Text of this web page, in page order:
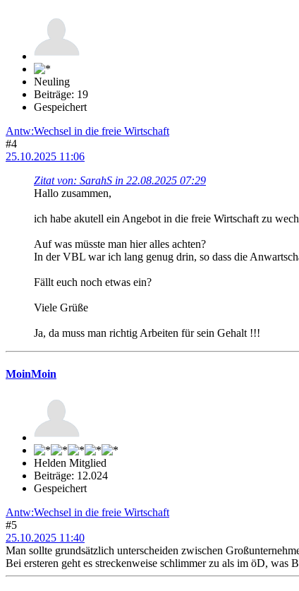
Neuling
Beiträge: 19
Gespeichert
Antw:Wechsel in die freie Wirtschaft
#4
25.10.2025 11:06
Zitat von: SarahS in 22.08.2025 07:29
Hallo zusammen,
ich habe akutell ein Angebot in die freie Wirtschaft zu
Auf was müsste man hier alles achten?
In der VBL war ich lang genug drin, so dass die
Fällt euch noch etwas ein?
Viele Grüße
Ja, da muss man richtig Arbeiten für sein Gehalt !!!
MoinMoin
Helden Mitglied
Beiträge: 12.024
Gespeichert
Antw:Wechsel in die freie Wirtschaft
#5
25.10.2025 11:40
Man sollte grundsätzlich unterscheiden zwischen
Bei ersteren geht es streckenweise schlimmer zu als im öD, was